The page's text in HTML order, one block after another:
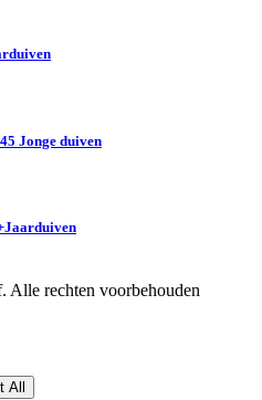
Jonge duiven
rechten voorbehouden
All